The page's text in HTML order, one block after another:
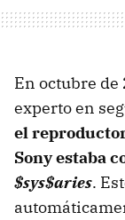
En octubre
experto en
el
Sony estaba
$sys$aries.